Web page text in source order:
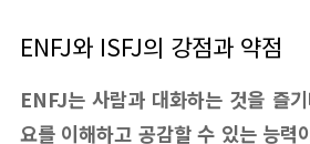
ENFJ와 ISFJ의 강점과 약점
ENFJ는 사람과 대화하는 것을 즐
요를 이해하고 공감할 수 있는 능력